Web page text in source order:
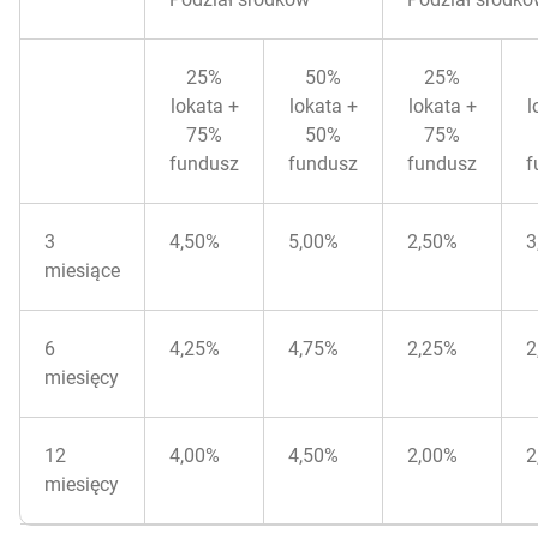
25%
lokata +
75%
fundusz
50%
lokata +
50%
fundusz
25%
lokata +
75%
fundusz
3
miesiące
4,50% 5,00% 2,50%
6
miesięcy
4,25% 4,75% 2,25%
12
miesięcy
4,00% 4,50% 2,00%